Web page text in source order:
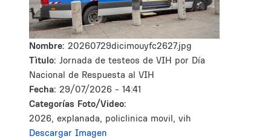
Nombre: 20260729dicimouyfc2627.jpg
Tìtulo: Jornada de testeos de VIH por Día
Nacional de Respuesta al VIH
Fecha: 29/07/2026 - 14:41
Categorías Foto/Video:
2026, explanada, policlinica movil, vih
Descargar Imagen